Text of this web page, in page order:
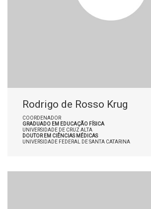
Rodrigo de Rosso Krug
COORDENADOR
GRADUADO EM EDUCAÇÃO FÍSICA
UNIVERSIDADE DE CRUZ ALTA
DOUTOR EM CIÊNCIAS MÉDICAS
UNIVERSIDADE FEDERAL DE SANTA CATARINA